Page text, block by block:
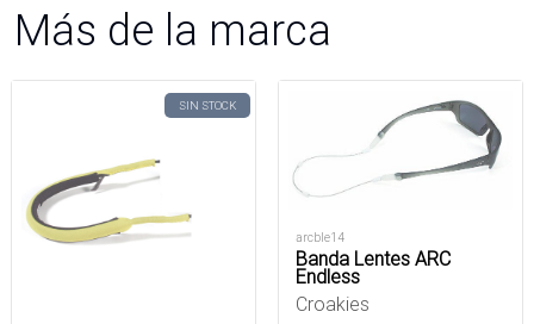
Más de la marca
SIN STOCK
arcble14
Banda Lentes ARC
Endless
Croakies